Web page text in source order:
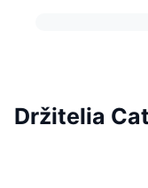
Držitelia